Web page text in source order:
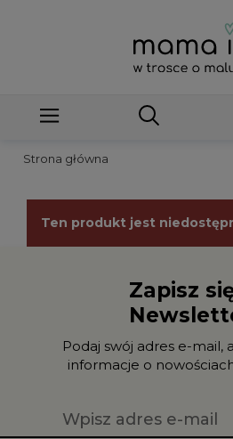
Strona główna
Ten produkt jest
Zapisz
Podaj swój adres e-mail,
informacje o